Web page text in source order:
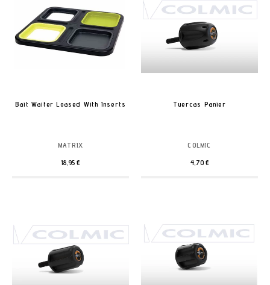
Bait Waiter Loased With Inserts
MATRIX
18,95 €
Tuercas Panier
COLMIC
4,70 €